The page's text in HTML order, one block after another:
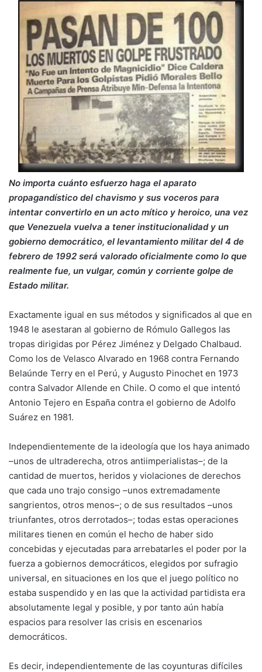
No importa cuánto esfuerzo haga el aparato
propagandístico del chavismo y sus voceros para
intentar convertirlo en un acto mítico y heroico, una vez
que Venezuela vuelva a tener institucionalidad y un
gobierno democrático, el levantamiento militar del 4 de
febrero de 1992 será valorado oficialmente como lo que
realmente fue, un vulgar, común y corriente golpe de
Estado militar.
Exactamente igual en sus métodos y significados al que en
1948 le asestaran al gobierno de Rómulo Gallegos las
tropas dirigidas por Pérez Jiménez y Delgado Chalbaud.
Como los de Velasco Alvarado en 1968 contra Fernando
Belaúnde Terry en el Perú, y Augusto Pinochet en 1973
contra Salvador Allende en Chile. O como el que intentó
Antonio Tejero en España contra el gobierno de Adolfo
Suárez en 1981.
Independientemente de la ideología que los haya animado
–unos de ultraderecha, otros antiimperialistas–; de la
cantidad de muertos, heridos y violaciones de derechos
que cada uno trajo consigo –unos extremadamente
sangrientos, otros menos–; o de sus resultados –unos
triunfantes, otros derrotados–; todas estas operaciones
militares tienen en común el hecho de haber sido
concebidas y ejecutadas para arrebatarles el poder por la
fuerza a gobiernos democráticos, elegidos por sufragio
universal, en situaciones en los que el juego político no
estaba suspendido y en las que la actividad partidista era
absolutamente legal y posible, y por tanto aún había
espacios para resolver las crisis en escenarios
democráticos.
Es decir, independientemente de las coyunturas difíciles